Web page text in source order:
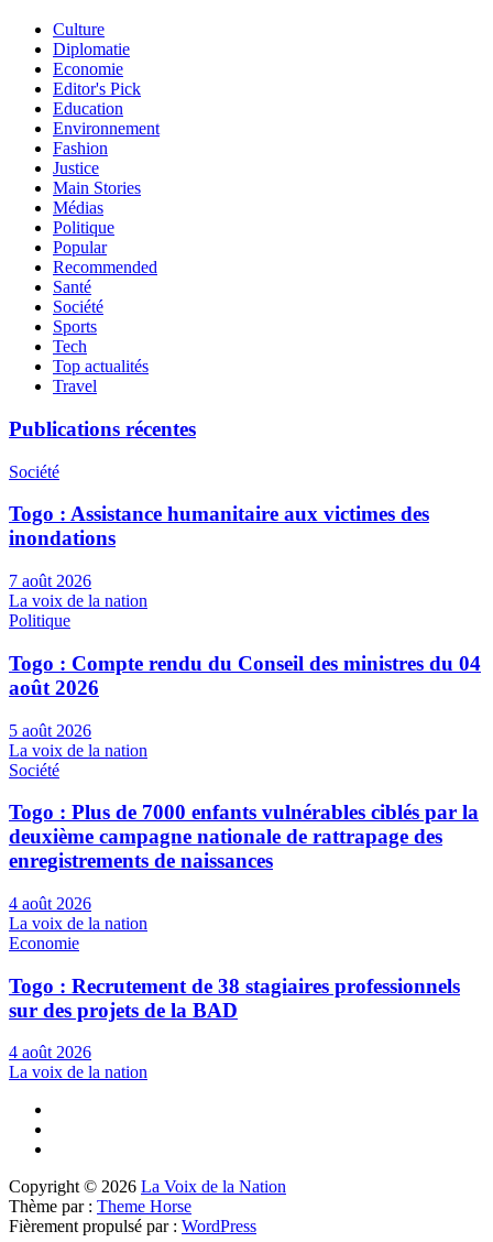
Culture
Diplomatie
Economie
Editor's Pick
Education
Environnement
Fashion
Justice
Main Stories
Médias
Politique
Popular
Recommended
Santé
Société
Sports
Tech
Top actualités
Travel
Publications récentes
Société
Togo : Assistance humanitaire aux victimes des
inondations
7 août 2026
La voix de la nation
Politique
Togo : Compte rendu du Conseil des ministres du 04
août 2026
5 août 2026
La voix de la nation
Société
Togo : Plus de 7000 enfants vulnérables ciblés par la
deuxième campagne nationale de rattrapage des
enregistrements de naissances
4 août 2026
La voix de la nation
Economie
Togo : Recrutement de 38 stagiaires professionnels
sur des projets de la BAD
4 août 2026
La voix de la nation
Copyright © 2026 La Voix de la Nation
Thème par : Theme Horse
Fièrement propulsé par : WordPress